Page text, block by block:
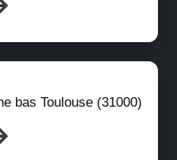
bas Toulouse (31000)